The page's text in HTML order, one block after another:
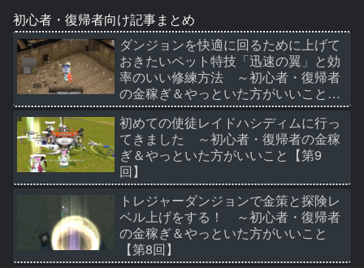
初心者・復帰者向け記事まとめ
ダンジョンを快適に回るために上げて
おきたいペット特技「迅速の翼」と効
率のいい修練方法 ～初心者・復帰者
の金稼ぎ＆やっといた方がいいこと
【第10回】
初めての使徒レイドハシディムに行っ
てきました ～初心者・復帰者の金稼
ぎ＆やっといた方がいいこと【第9
回】
トレジャーダンジョンで金策と探険レ
ベル上げをする！ ～初心者・復帰者
の金稼ぎ＆やっといた方がいいこと
【第8回】